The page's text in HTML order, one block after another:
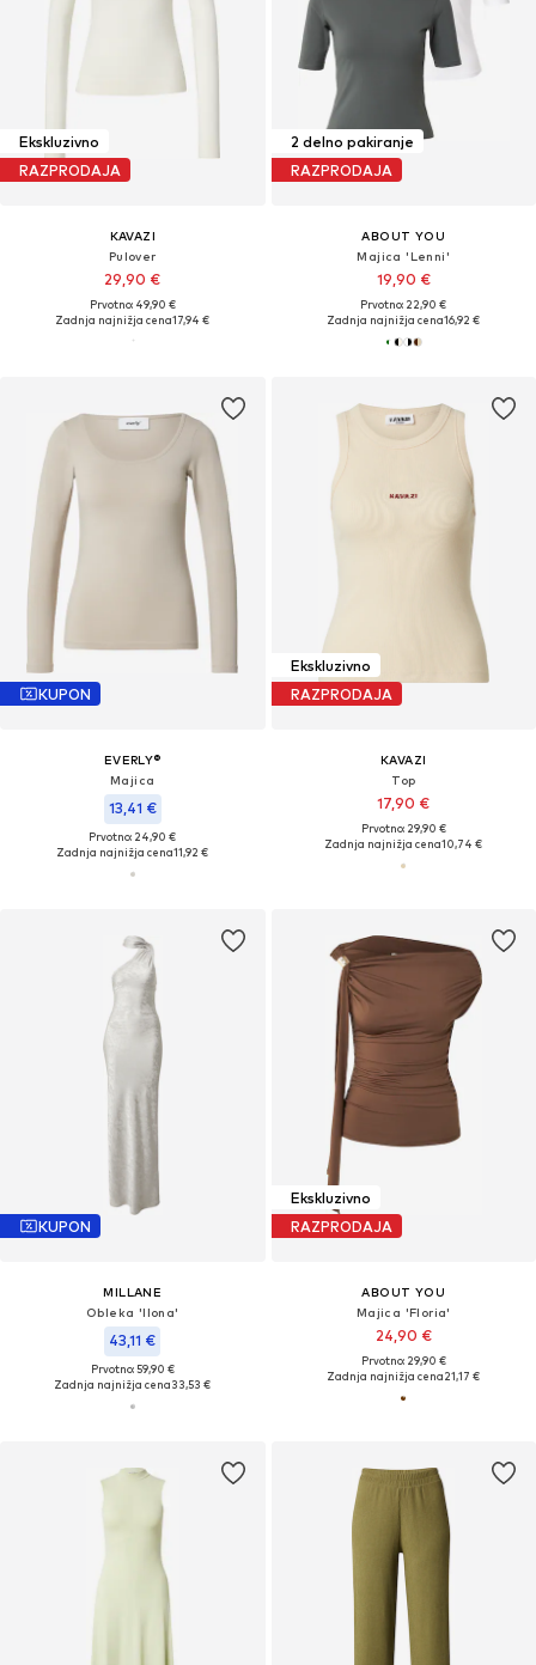
Ekskluzivno
RAZPRODAJA
KAVAZI
Pulover
29,90 €
Prvotno: 49,90 €
Zadnja najnižja cena17,94 €
2 delno pakiranje
RAZPRODAJA
ABOUT YOU
Majica 'Lenni'
19,90 €
Prvotno: 22,90 €
Zadnja najnižja cena16,92 €
KUPON
EVERLY®
Majica
13,41 €
Prvotno: 24,90 €
Zadnja najnižja cena11,92 €
Ekskluzivno
RAZPRODAJA
KAVAZI
Top
17,90 €
Prvotno: 29,90 €
Zadnja najnižja cena10,74 €
KUPON
MILLANE
Obleka 'Ilona'
43,11 €
Prvotno: 59,90 €
Zadnja najnižja cena33,53 €
Ekskluzivno
RAZPRODAJA
ABOUT YOU
Majica 'Floria'
24,90 €
Prvotno: 29,90 €
Zadnja najnižja cena21,17 €